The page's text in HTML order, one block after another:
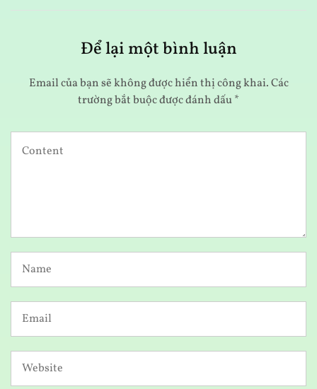
Để lại một bình luận
Email của bạn sẽ không được hiển thị công khai.Các
trường bắt buộc được đánh dấu*